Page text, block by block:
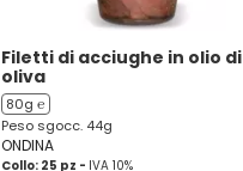
Filetti di acciughe in olio di
oliva
80g ℮
Peso sgocc. 44g
ONDINA
Collo: 25 pz - IVA 10%